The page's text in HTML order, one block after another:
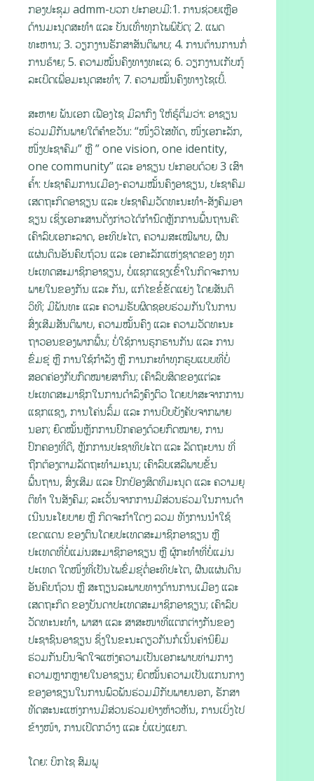
ກອງປະຊຸມ admm-ບວກ ປະກອບມີ:1. ການຊ່ວຍເຫຼືອ
ດ້ານມະນຸດສະທຳ ແລະ ບັນເທົ່າທຸກໄພພິບັດ; 2. ແພດ
ທະຫານ; 3. ວຽກງານຮັກສາສັນຕິພາບ; 4. ການຕ້ານການກໍ່
ການຮ້າຍ; 5. ຄວາມໝັ້ນຄົງທາງທະເລ; 6. ວຽກງານເກັບກູ້
ລະເບີດເພື່ອມະນຸດສະທຳ; 7. ຄວາມໝັ້ນຄົງທາງໄຊເບີ້.
ສະຫາຍ ພັນເອກ ເຟືອງໄຊ ມີລາກົງ ໃຫ້ຮູ້ຕື່ມວ່າ: ອາຊຽນ
ຮ່ວມມືກັນພາຍໃຕ້ຄໍາຂວັນ: “ໜຶ່ງວິໄສທັດ, ໜຶ່ງເອກະລັກ,
ໜຶ່ງປະຊາຄົມ” ຫຼື ” one vision, one identity,
one community” ແລະ ອາຊຽນ ປະກອບດ້ວຍ 3 ເສົາ
ຄໍ້າ: ປະຊາຄົມການເມືອງ-ຄວາມໝັ້ນຄົງອາຊຽນ, ປະຊາຄົມ
ເສດຖະກິດອາຊຽນ ແລະ ປະຊາຄົມວັດທະນະທໍາ-ສັງຄົມອາ
ຊຽນ ເຊິ່ງເອກະສານດັ່ງກ່າວໄດ້ກຳນົດຫຼັກການພື້ນຖານຄື:
ເຄົາລົບເອກະລາດ, ອະທິປະໄຕ, ຄວາມສະເໝີພາບ, ຜືນ
ແຜ່ນດິນອັນຄົບຖ້ວນ ແລະ ເອກະລັກແຫ່ງຊາດຂອງ ທຸກ
ປະເທດສະມາຊິກອາຊຽນ, ບໍ່ແຊກແຊງເຂົ້າໃນກິດຈະການ
ພາຍໃນຂອງກັນ ແລະ ກັນ, ແກ້ໄຂຂໍ້ຂັດແຍ່ງ ໂດຍສັນຕິ
ວິທີ; ມີພັນທະ ແລະ ຄວາມຮັບຜິດຊອບຮ່ວມກັນໃນການ
ສົ່ງເສີມສັນຕິພາບ, ຄວາມໝັ້ນຄົງ ແລະ ຄວາມວັດທະນະ
ຖາວອນຂອງພາກພື້ນ; ບໍ່ໃຊ້ການຮຸກຮານກັນ ແລະ ການ
ຂົ່ມຂູ່ ຫຼື ການໃຊ້ກຳລັງ ຫຼື ການກະທຳທຸກຮູບແບບທີ່ບໍ່
ສອດຄ່ອງກັບກົດໝາຍສາກົນ; ເຄົາລົບສິດຂອງແຕ່ລະ
ປະເທດສະມາຊິກໃນການດໍາລົງຄົງຕົວ ໂດຍປາສະຈາກການ
ແຊກແຊງ, ການໂຄ່ນລົ້ມ ແລະ ການບີບບັງຄັບຈາກພາຍ
ນອກ; ຍຶດໝັ້ນຫຼັກການປົກຄອງດ້ວຍກົດໝາຍ, ການ
ປົກຄອງທີ່ດີ, ຫຼັກການປະຊາທິປະໄຕ ແລະ ລັດຖະບານ ທີ່
ຖືກຕ້ອງຕາມລັດຖະທຳມະນູນ; ເຄົາລົບເສລີພາບຂັ້ນ
ພື້ນຖານ, ສົ່ງເສີມ ແລະ ປົກປ້ອງສິດທິມະນຸດ ແລະ ຄວາມຍຸ
ຕິທໍາ ໃນສັງຄົມ; ລະເວັ້ນຈາກການມີສ່ວນຮ່ວມໃນການດໍາ
ເນີນນະໂຍບາຍ ຫຼື ກິດຈະກຳໃດໆ ລວມ ທັງການນໍາໃຊ້
ເຂດແດນ ຂອງຕົນໂດຍປະເທດສະມາຊິກອາຊຽນ ຫຼື
ປະເທດທີ່ບໍ່ແມ່ນສະມາຊິກອາຊຽນ ຫຼື ຜູ້ກະທຳທີ່ບໍ່ແມ່ນ
ປະເທດ ໃດໜຶ່ງທີ່ເປັນໄພຂົ່ມຂູ່ຕໍ່ອະທິປະໄຕ, ຜືນແຜ່ນດິນ
ອັນຄົບຖ້ວນ ຫຼື ສະຖຽນລະພາບທາງດ້ານການເມືອງ ແລະ
ເສດຖະກິດ ຂອງບັນດາປະເທດສະມາຊິກອາຊຽນ; ເຄົາລົບ
ວັດທະນະທຳ, ພາສາ ແລະ ສາສະໜາທີ່ແຕກຕ່າງກັນຂອງ
ປະຊາຊົນອາຊຽນ ຊຶ່ງໃນຂະນະດຽວກັນກໍເນັ້ນຄ່ານິຍົມ
ຮ່ວມກັນບົນຈິດໃຈແຫ່ງຄວາມເປັນເອກະພາບທ່າມກາງ
ຄວາມຫຼາກຫຼາຍໃນອາຊຽນ; ຍຶດໝັ້ນຄວາມເປັນແກນກາງ
ຂອງອາຊຽນໃນການພົວພັນຮ່ວມມືກັບພາຍນອກ, ຮັກສາ
ທັດສະນະແຫ່ງການມີສ່ວນຮ່ວມຢ່າງຫ້າວຫັນ, ການເບິ່ງໄປ
ຂ້າງໜ້າ, ການເປີດກວ້າງ ແລະ ບໍ່ແບ່ງແຍກ.
ໂດຍ: ບິກໄຊ ສົມພູ